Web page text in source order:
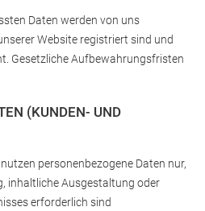
Daten werden von uns
Website registriert sind und
Gesetzliche Aufbewahrungsfristen
(KUNDEN- UND
personenbezogene Daten nur,
inhaltliche Ausgestaltung oder
erforderlich sind